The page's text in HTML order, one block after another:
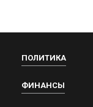
ПОЛИТИКА
ФИНАНСЫ